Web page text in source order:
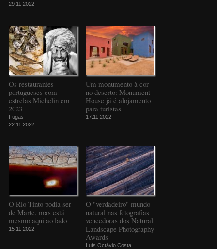
29.11.2022
Os restaurantes
portugueses com
estrelas Michelin em
2023
Fugas
22.11.2022
Um monumento à cor
no deserto: Monument
House já é alojamento
para turistas
17.11.2022
O Rio Tinto podia ser
de Marte, mas está
mesmo aqui ao lado
15.11.2022
O "verdadeiro" mundo
natural nas fotografias
vencedoras dos Natural
Landscape Photography
Awards
Luís Octávio Costa